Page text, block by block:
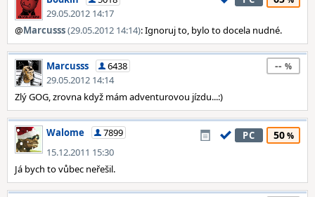
29.05.2012 14:17
@Marcusss(29.05.2012 14:14): Ignoruj to, bylo to docela nudné.
Marcusss
6438
29.05.2012 14:14
--
Zlý GOG, zrovna když mám adventurovou jízdu...:)
Walome
7899
15.12.2011 15:30
PC 50
Já bych to vůbec neřešil.